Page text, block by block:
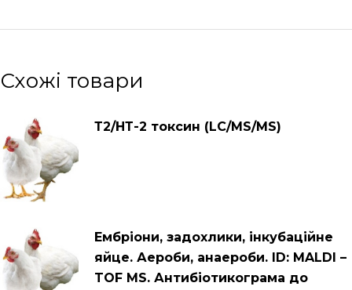
Схожі товари
Т2/НТ-2 токсин (LC/MS/MS)
Ембріони, задохлики, інкубаційне
яйце. Аероби, анаероби. ID: MALDI –
TOF MS. Антибіотикограма до